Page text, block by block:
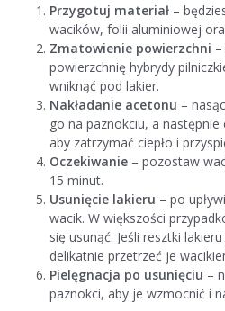
Przygotuj materiał –
wacików, folii aluminiowej
Zmatowienie powierzchni
powierzchnię hybrydy
wniknąć pod lakier.
Nakładanie acetonu –
go na paznokciu, a
aby zatrzymać ciepło i
Oczekiwanie – pozostaw
15 minut.
Usunięcie lakieru – po
wacik. W większości
się usunąć. Jeśli resztki
delikatnie przetrzeć je
Pielęgnacja po usunięciu –
paznokci, aby je wzmocnić i